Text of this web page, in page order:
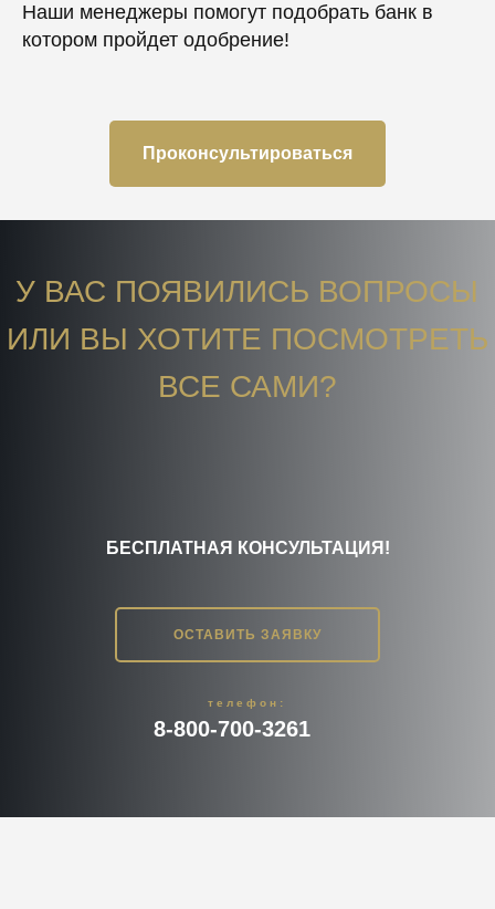
Наши менеджеры помогут подобрать банк в
котором пройдет одобрение!
Проконсультироваться
8-800-700-3261
телефон:
У ВАС ПОЯВИЛИСЬ ВОПРОСЫ
ИЛИ ВЫ ХОТИТЕ ПОСМОТРЕТЬ
ВСЕ САМИ?
БЕСПЛАТНАЯ КОНСУЛЬТАЦИЯ!
ОСТАВИТЬ ЗАЯВКУ